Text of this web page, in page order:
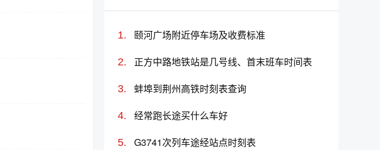
颐河广场附近停车场及收费标准
正方中路地铁站是几号线、首末班车时间表
蚌埠到荆州高铁时刻表查询
经常跑长途买什么车好
G3741次列车途经站点时刻表